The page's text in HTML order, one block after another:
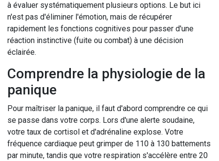
à évaluer systématiquement plusieurs options. Le but ici
n'est pas d'éliminer l'émotion, mais de récupérer
rapidement les fonctions cognitives pour passer d'une
réaction instinctive (fuite ou combat) à une décision
éclairée.
Comprendre la physiologie de la
panique
Pour maîtriser la panique, il faut d'abord comprendre ce qui
se passe dans votre corps. Lors d'une alerte soudaine,
votre taux de cortisol et d'adrénaline explose. Votre
fréquence cardiaque peut grimper de 110 à 130 battements
par minute, tandis que votre respiration s'accélère entre 20